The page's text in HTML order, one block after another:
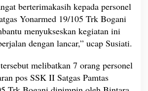
t
i
d
i
i
a
berterimakasih kepada personel
Yonarmed 19/105 Trk Bogani
menyukseskan kegiatan ini
dengan lancar,” ucap Susiati.
melibatkan 7 orang personel
pos SSK II Satgas Pamtas